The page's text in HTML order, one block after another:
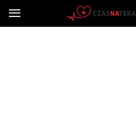
Czasnaterapie.pl